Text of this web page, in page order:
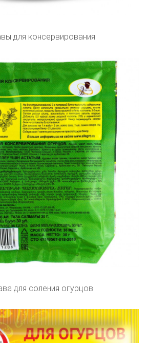
для консервирования
для соления огурцов